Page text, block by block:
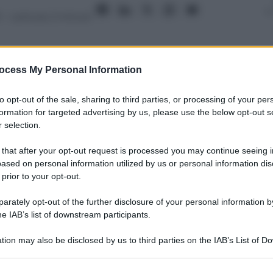
My Personal Information
opt-out of the sale, sharing to third parties, or processing of your
for targeted advertising by us, please use the below opt-out
selection.
that after your opt-out request is processed you may continue seeing
on personal information utilized by us or personal information
to your opt-out.
opt-out of the further disclosure of your personal information
IAB’s list of downstream participants.
may also be disclosed by us to third parties on the IAB’s List of
preferite
più stretto tra l’animale e l’uomo;